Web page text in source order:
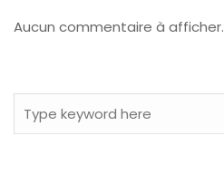
Aucun commentaire à afficher.